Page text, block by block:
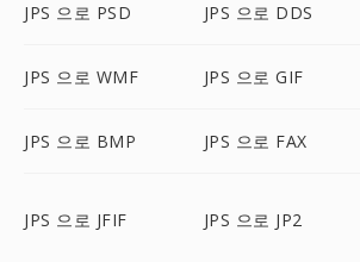
JPS 으로 PSD JPS 으로 DDS
JPS 으로 WMF JPS 으로 GIF
JPS 으로 BMP JPS 으로 FAX
JPS 으로 JFIF JPS 으로 JP2